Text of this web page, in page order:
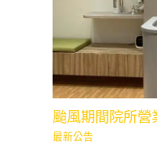
颱風期間院所營
最新公告